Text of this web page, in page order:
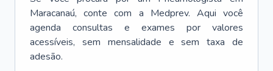
Maracanaú, conte com a Medprev. Aqui você
agenda consultas e exames por valores
acessíveis, sem mensalidade e sem taxa de
adesão.